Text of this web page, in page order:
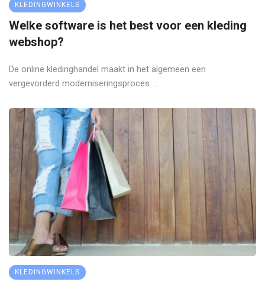
KLEDINGWINKELS
Welke software is het best voor een kleding
webshop?
De online kledinghandel maakt in het algemeen een
vergevorderd moderniseringsproces ...
KLEDINGWINKELS